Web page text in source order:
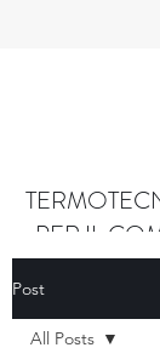
PER IL
Post
All Posts